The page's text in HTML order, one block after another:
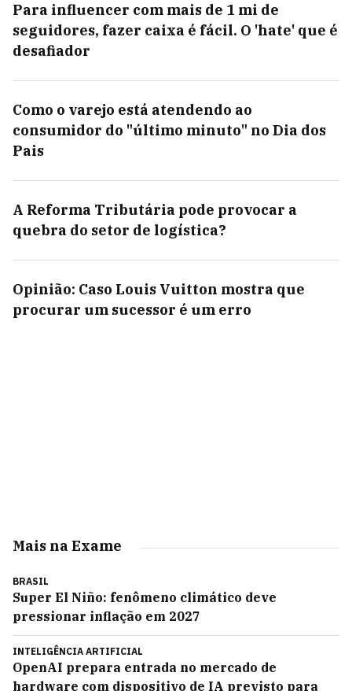
Para influencer com mais de 1 mi de
seguidores, fazer caixa é fácil. O 'hate' que é
desafiador
Como o varejo está atendendo ao
consumidor do "último minuto" no Dia dos
Pais
A Reforma Tributária pode provocar a
quebra do setor de logística?
Opinião: Caso Louis Vuitton mostra que
procurar um sucessor é um erro
Mais na Exame
BRASIL
Super El Niño: fenômeno climático deve
pressionar inflação em 2027
INTELIGÊNCIA ARTIFICIAL
OpenAI prepara entrada no mercado de
hardware com dispositivo de IA previsto para